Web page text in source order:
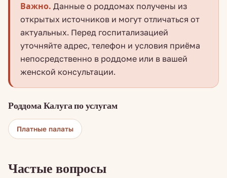
Важно. Данные о роддомах получены из
открытых источников и могут отличаться от
актуальных. Перед госпитализацией
уточняйте адрес, телефон и условия приёма
непосредственно в роддоме или в вашей
женской консультации.
Роддома Калуга по услугам
Платные палаты
Частые вопросы